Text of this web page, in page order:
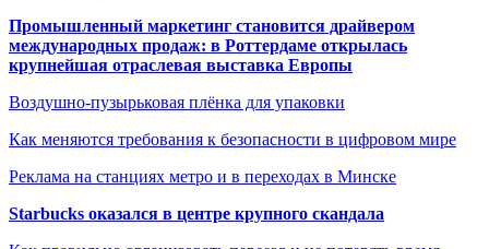
Промышленный маркетинг становится драйвером
международных продаж: в Роттердаме открылась
крупнейшая отраслевая выставка Европы
Воздушно-пузырьковая плёнка для упаковки
Как меняются требования к безопасности в цифровом мире
Реклама на станциях метро и в переходах в Минске
Starbucks оказался в центре крупного скандала